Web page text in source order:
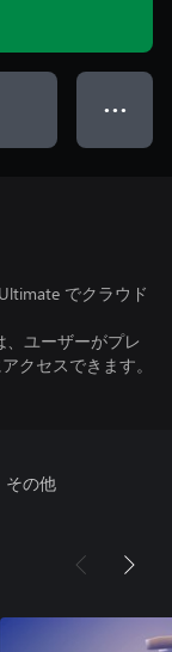
● ● ●
でクラウド
ユーザーがプレ
クセスできます。
その他